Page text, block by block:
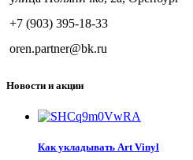
+7 (903) 395-18-33
oren.partner@bk.ru
Новости и акции
Как укладывать Art Vinyl